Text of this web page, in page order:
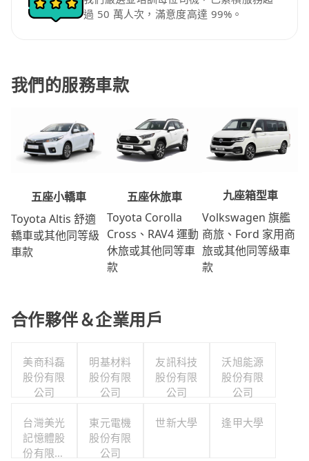
過 50 萬人次，滿意度高達 99%。
我們的服務車款
五座小轎車
Toyota Altis 舒適
轎車或其他同等級
車款
五座休旅車
Toyota Corolla
Cross、RAV4 運動
休旅或其他同等車
款
九座箱型車
Volkswagen 旗艦
商旅、Ford 家用商
旅或其他同等級車
款
合作夥伴＆企業用戶
美商科磊
股份有限
公司
明基材料
股份有限
公司
友訊科技
股份有限
公司
沃旭能源
股份有限
公司
台灣美光
記憶體股
份有限公
東元電機
股份有限
公司
世新大學 逢甲大學